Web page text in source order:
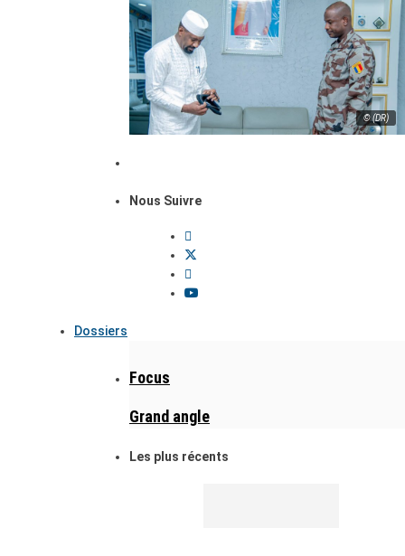
© (DR)
Nous Suivre
Dossiers
Focus
Grand angle
Les plus récents